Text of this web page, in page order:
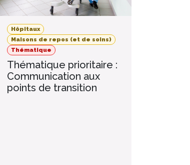
Hôpitaux
Maisons de repos (et de soins)
Thématique
Thématique prioritaire :
Communication aux
points de transition